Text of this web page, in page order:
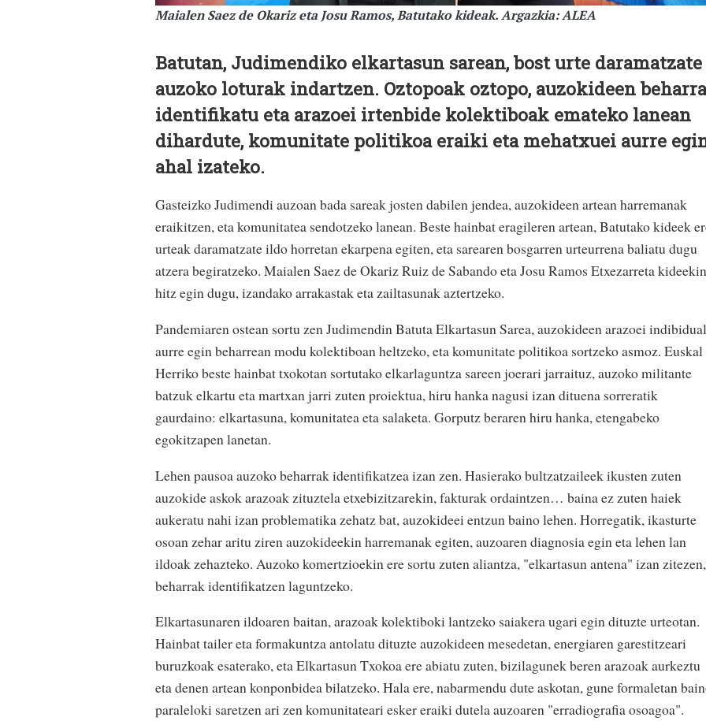
Maialen Saez de Okariz eta Josu Ramos, Batutako kideak. Argazkia: ALEA
Batutan, Judimendiko elkartasun sarean, bost urte daramatzate
auzoko loturak indartzen. Oztopoak oztopo, auzokideen
identifikatu eta arazoei irtenbide kolektiboak emateko lanean
dihardute, komunitate politikoa eraiki eta mehatxuei aurre
ahal izateko.
Gasteizko Judimendi auzoan bada sareak josten dabilen jendea, auzokideen artean harremanak
eraikitzen, eta komunitatea sendotzeko lanean. Beste hainbat eragileren artean, Batutako kideek
urteak daramatzate ildo horretan ekarpena egiten, eta sarearen bosgarren urteurrena baliatu dugu
atzera begiratzeko. Maialen Saez de Okariz Ruiz de Sabando eta Josu Ramos Etxezarreta kideekin
hitz egin dugu, izandako arrakastak eta zailtasunak aztertzeko.
Pandemiaren ostean sortu zen Judimendin Batuta Elkartasun Sarea, auzokideen arazoei
aurre egin beharrean modu kolektiboan heltzeko, eta komunitate politikoa sortzeko asmoz. Euskal
Herriko beste hainbat txokotan sortutako elkarlaguntza sareen joerari jarraituz, auzoko militante
batzuk elkartu eta martxan jarri zuten proiektua, hiru hanka nagusi izan dituena sorreratik
gaurdaino: elkartasuna, komunitatea eta salaketa. Gorputz beraren hiru hanka, etengabeko
egokitzapen lanetan.
Lehen pausoa auzoko beharrak identifikatzea izan zen. Hasierako bultzatzaileek ikusten zuten
auzokide askok arazoak zituztela etxebizitzarekin, fakturak ordaintzen… baina ez zuten haiek
aukeratu nahi izan problematika zehatz bat, auzokideei entzun baino lehen. Horregatik, ikasturte
osoan zehar aritu ziren auzokideekin harremanak egiten, auzoaren diagnosia egin eta lehen lan
ildoak zehazteko. Auzoko komertzioekin ere sortu zuten aliantza, "elkartasun antena" izan zitezen,
beharrak identifikatzen laguntzeko.
Elkartasunaren ildoaren baitan, arazoak kolektiboki lantzeko saiakera ugari egin dituzte urteotan.
Hainbat tailer eta formakuntza antolatu dituzte auzokideen mesedetan, energiaren garestitzeari
buruzkoak esaterako, eta Elkartasun Txokoa ere abiatu zuten, bizilagunek beren arazoak aurkeztu
eta denen artean konponbidea bilatzeko. Hala ere, nabarmendu dute askotan, gune formaletan
paraleloki saretzen ari zen komunitateari esker eraiki dutela auzoaren "erradiografia osoagoa".